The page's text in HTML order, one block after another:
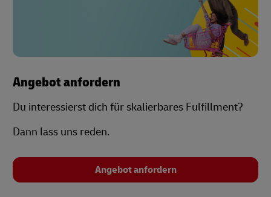
Angebot anfordern
Du interessierst dich für skalierbares Fulfillment?
Dann lass uns reden.
Angebot anfordern